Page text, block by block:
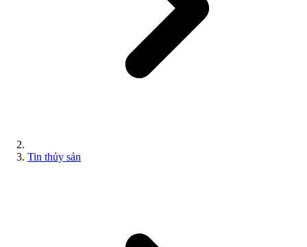
Tin thủy sản